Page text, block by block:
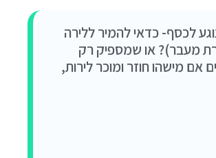
לכסף- כדאי להמיר ללירה
מעבר)? או שמספיק רק
אם מישהו חוזר ומוכר לירות,